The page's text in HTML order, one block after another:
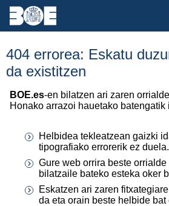
404 errorea: Eskatu
da existitzen
BOE.es-en bilatzen ari zaren
Honako arrazoi hauetako batengatik
Helbidea tekleatzean gaizki
tipografiako errorerik ez duela.
Gure web orrira beste
bilatzaile bateko esteka oker
Eskatzen ari zaren
da eta orain beste helbide bat